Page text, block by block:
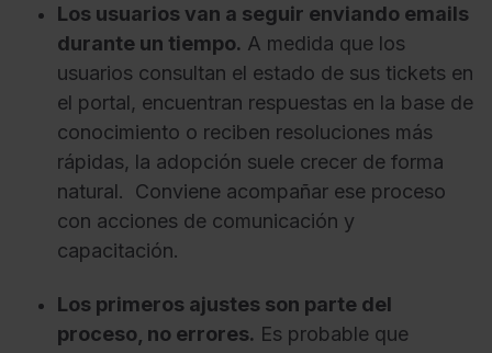
Los usuarios van a seguir enviando emails
durante un tiempo. A medida que los
usuarios consultan el estado de sus tickets en
el portal, encuentran respuestas en la base de
conocimiento o reciben resoluciones más
rápidas, la adopción suele crecer de forma
natural. Conviene acompañar ese proceso
con acciones de comunicación y
capacitación.
Los primeros ajustes son parte del
proceso, no errores. Es probable que